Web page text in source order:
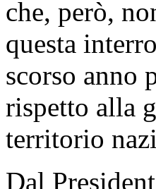
che, però,
questa
scorso anno
rispetto alla
territorio
Dal